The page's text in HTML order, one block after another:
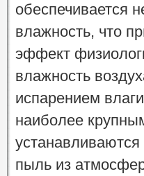
обеспечивается
влажность, что
эффект
влажность
испарением
наиболее
пыль из